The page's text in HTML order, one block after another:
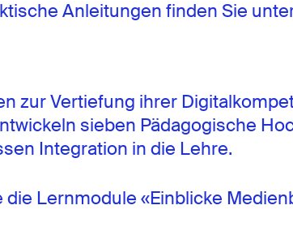
Anleitungen finden Sie
zur Vertiefung ihrer
sieben Pädagogische
Integration in die Lehre.
Lernmodule «Einblicke